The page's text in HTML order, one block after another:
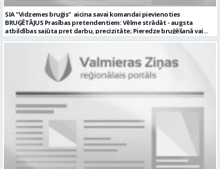
SIA "Vidzemes bruģis" aicina savai komandai pievienoties
BRUĢĒTĀJUS Prasības pretendentiem: Vēlme strādāt - augsta
atbildības sajūta pret darbu, precizitāte; Pieredze bruģēšanā vai
ceļu būvniecībā. Darba pienākumi: Bruģakmens ieklāšana; Ceļu, ielas
Bruģakmens pamatnes sagatavošana. Mēs nodrošinām: Stabilu
atalgojumu; Stabilu darbu ilgtermiņā; Nodrošinām ar darba
apģērbu un darba instrumentiem; Labus darba apstākļus. Darba
laika veids un režīms: normālais darba laiks; darba dienās 8.00-17.00;
sestdienas, svētdienas un svētku dienas brīvas. Darba objekti
Valmierā un tās apkārtnē (Vidzemē). CV ar amata norādi lūdzam
sūtīt uz e-pastu: vbrugis@inbox.lv Tālrunis informācijai: 26121050.
Profesija: BRUĢĒTĀJS Darba vietas adrese: LATVIJA, Alejas iela 10,
Valmiermuiža, Valmieras pag., Valmieras nov. Darba laika veids:
Normālais darba laiks Darba veids: Darbinieka amats uz nenoteiktu
laiku Slodze: Viena vesela slodze Darbības joma: Būvniecība /
Nekustamais īpašums Pieteikto vietu skaits: 1 Līgums: Darbinieka
amats uz nenoteiktu laiku Aktuāla līdz: 2026-08-20 Kontaktpersona:
CV lūdzam sūtīt uz e-pastu: vbrugis@inbox.lv